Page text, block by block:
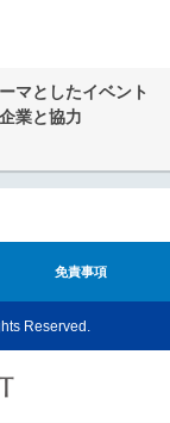
マとしたイベント
業と協力
免責事項
Reserved.